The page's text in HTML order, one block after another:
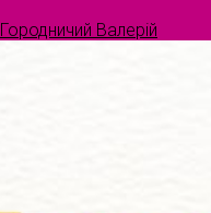
Городничий Валерій